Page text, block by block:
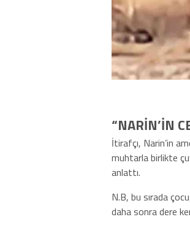
“NARİN’İN
İtirafçı, Narin’in
muhtarla birlikte
anlattı.
N.B, bu sırada
daha sonra dere